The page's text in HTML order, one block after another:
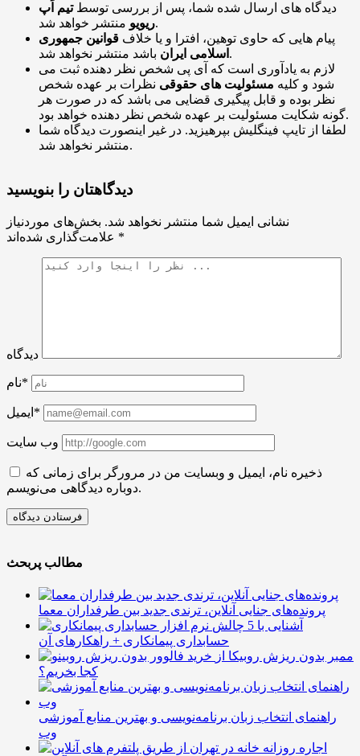
دیدگاه های ارسال شده شما، پس از بررسی توسطتیم اَپ
ریویومنتشر خواهد شد.
پیام هایی که حاوی توهین، افترا و یا خلاف قوانین جمهوری
اسلامی ایران باشد منتشر نخواهد شد.
لازم به یادآوری است که آی پی شخص نظر دهنده ثبت می
شود و کلیه مسئولیت های حقوقی نظرات بر عهده شخص
نظر بوده و قابل پیگیری قضایی می باشد که در صورت هر
گونه شکایت مسئولیت بر عهده شخص نظر دهنده خواهد بود.
لطفا از تایپ فینگلیش بپرهیزید. در غیر اینصورت دیدگاه شما
منتشر نخواهد شد.
دیدگاهتان را بنویسید
نشانی ایمیل شما منتشر نخواهد شد. بخش‌های موردنیاز
*
دیدگاه
نام*
ایمیل*
وب سایت
ذخیره نام، ایمیل و وبسایت من در مرورگر برای زمانی که
دوباره دیدگاهی می‌نویسم.
مطالب پربحث
پرونده‌های جنایی آنلاین، ترندی جدید بین طرفداران معما
آشنایی با 5 چالش
حسابداری پیمانکاری + راهکارهای آن
ممبر بدون ریزش روبیکا از
کجا بخریم؟
راهنمای انتخاب زبان برنامه‌نویسی و بهترین منابع آموزشی
وب